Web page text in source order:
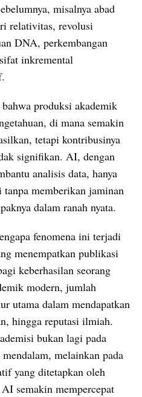
misalnya abad
relativitas, revolusi
DNA, perkembangan
inkremental
produksi akademik
di mana semakin
tetapi kontribusinya
signifikan. AI, dengan
analisis data, hanya
tanpa memberikan jaminan
dalam ranah nyata.
fenomena ini terjadi
menempatkan publikasi
keberhasilan seorang
modern, jumlah
utama dalam mendapatkan
hingga reputasi ilmiah.
bukan lagi pada
melainkan pada
yang ditetapkan oleh
semakin mempercepat